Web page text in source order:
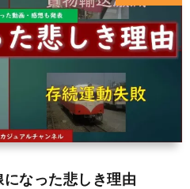
になった悲しき理由